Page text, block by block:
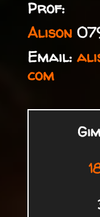
Prof:
Alison
Email:
com